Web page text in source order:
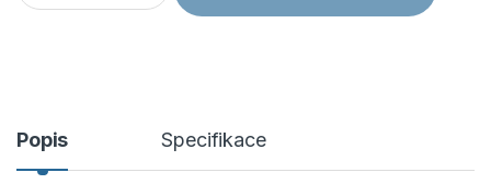
Popis Specifikace